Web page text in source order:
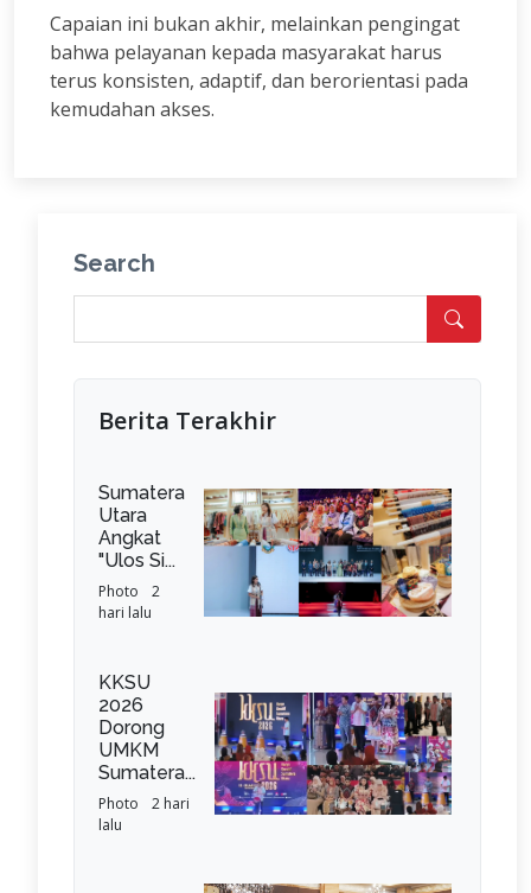
Capaian ini bukan akhir, melainkan pengingat
bahwa pelayanan kepada masyarakat harus
terus konsisten, adaptif, dan berorientasi pada
kemudahan akses.
Search
Berita Terakhir
Sumatera
Utara
Angkat
"Ulos Si...
Photo
2
hari lalu
KKSU
2026
Dorong
UMKM
Sumatera...
Photo
2 hari
lalu